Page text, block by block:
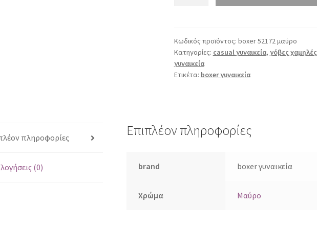
Κωδικός προϊόντος: boxer 52172 μαύρο
Κατηγορίες: casual γυναικεία, γόβες χαμηλές
γυναικεία
Ετικέτα: boxer γυναικεία
πληροφορίες
(0)
Επιπλέον πληροφορίες
brand boxer γυναικεία
Χρώμα Μαύρο